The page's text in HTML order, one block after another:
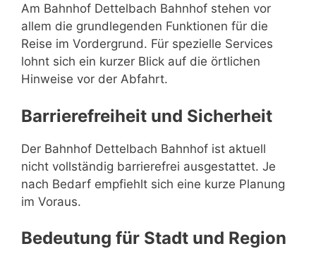
Am Bahnhof Dettelbach Bahnhof stehen vor
allem die grundlegenden Funktionen für die
Reise im Vordergrund. Für spezielle Services
lohnt sich ein kurzer Blick auf die örtlichen
Hinweise vor der Abfahrt.
Barrierefreiheit und Sicherheit
Der Bahnhof Dettelbach Bahnhof ist aktuell
nicht vollständig barrierefrei ausgestattet. Je
nach Bedarf empfiehlt sich eine kurze Planung
im Voraus.
Bedeutung für Stadt und Region